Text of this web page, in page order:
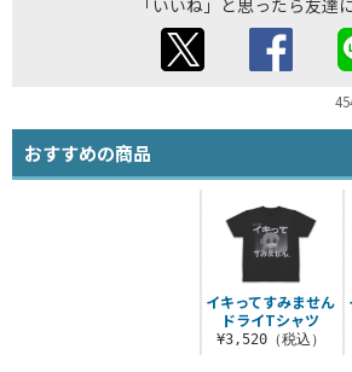
おすすめの商品
イキってすみません
ドライTシャツ
¥3,520（税込）